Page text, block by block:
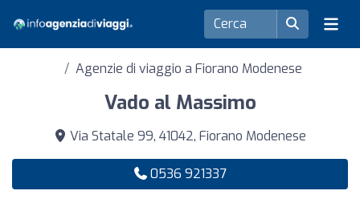
Agenzie di viaggio a Fiorano Modenese
Vado al Massimo
Via Statale 99, 41042, Fiorano Modenese
0536 921337